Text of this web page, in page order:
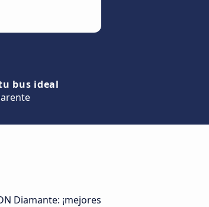
bus ideal
Diamante: ¡mejores